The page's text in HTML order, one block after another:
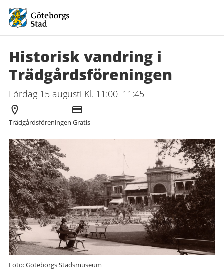
Historisk vandring i
Trädgårdsföreningen
Lördag 15 augusti Kl. 11:00–11:45
Arrangör
Trädgårdsföreningen
Kostnad
Gratis
Foto: Göteborgs Stadsmuseum